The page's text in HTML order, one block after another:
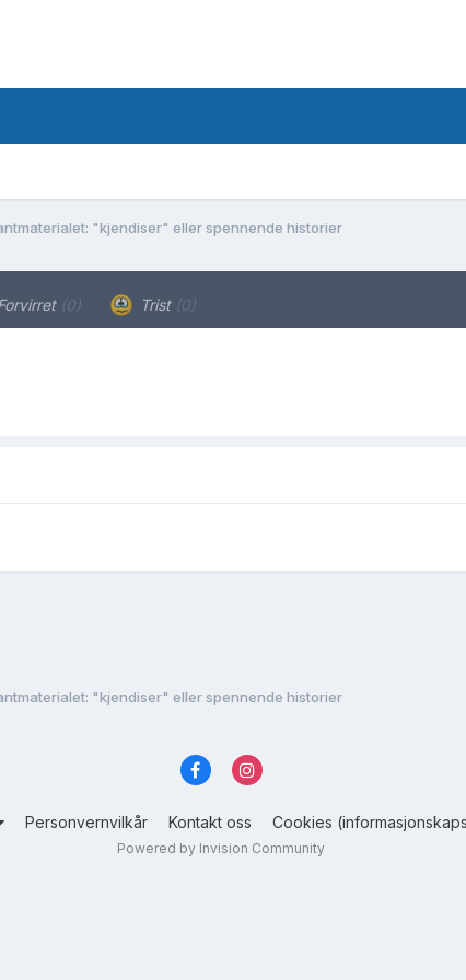
"kjendiser" eller spennende historier
(0) Trist (0)
"kjendiser" eller spennende historier
Personvernvilkår Kontakt oss Cookies
Powered by Invision Community